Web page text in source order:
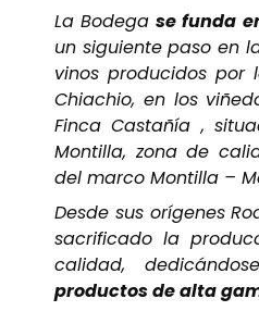
La Bodega se funda
un siguiente paso en
vinos producidos por
Chiachio, en los
Finca Castañía ,
Montilla, zona de
del marco Montilla –
Desde sus orígenes
sacrificado la
calidad,
productos de alta